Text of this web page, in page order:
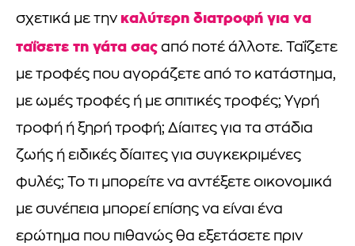
σχετικά με την καλύτερη διατροφή για να
ταΐσετε τη γάτα σας από ποτέ άλλοτε. Ταΐζετε
με τροφές που αγοράζετε από το κατάστημα,
με ωμές τροφές ή με σπιτικές τροφές; Υγρή
τροφή ή ξηρή τροφή; Δίαιτες για τα στάδια
ζωής ή ειδικές δίαιτες για συγκεκριμένες
φυλές; Το τι μπορείτε να αντέξετε οικονομικά
με συνέπεια μπορεί επίσης να είναι ένα
ερώτημα που πιθανώς θα εξετάσετε πριν